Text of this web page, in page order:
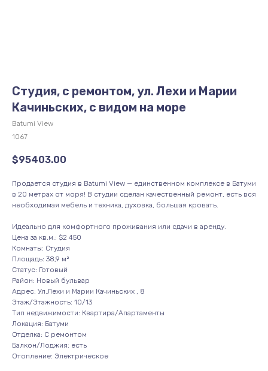
Студия, с ремонтом, ул. Лехи и Марии
Качиньских, с видом на море
Batumi View
1067
$95403.00
Продается студия в Batumi View — единственном комплексе в Батуми
в 20 метрах от моря! В студии сделан качественный ремонт, есть вся
необходимая мебель и техника, духовка, большая кровать.
Идеально для комфортного проживания или сдачи в аренду.
Цена за кв.м.: $2 450
Комнаты: Студия
Площадь: 38,9 м²
Статус: Готовый
Район: Новый бульвар
Адрес: Ул.Лехи и Марии Качиньских , 8
Этаж/Этажность: 10/13
Тип недвижимости: Квартира/Апартаменты
Локация: Батуми
Отделка: С ремонтом
Балкон/Лоджия: есть
Отопление: Электрическое